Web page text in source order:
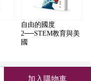
自由的國度
2──STEM教育與美
國
加入購物車